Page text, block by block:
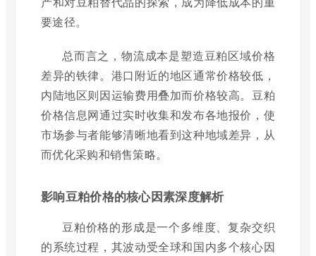
要途径。
总而言之，物流成本是塑造豆粕区域价格
差异的铁律。港口附近的地区通常价格较低，
内陆地区则因运输费用叠加而价格较高。豆粕
价格信息网通过实时收集和发布各地报价，使
市场参与者能够清晰地看到这种地域差异，从
而优化采购和销售策略。
影响豆粕价格的核心因素深度解析
豆粕价格的形成是一个多维度、复杂交织
的系统过程，其波动受全球和国内多个核心因